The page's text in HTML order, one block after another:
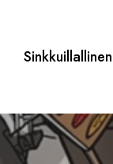
Sinkkuillallinen